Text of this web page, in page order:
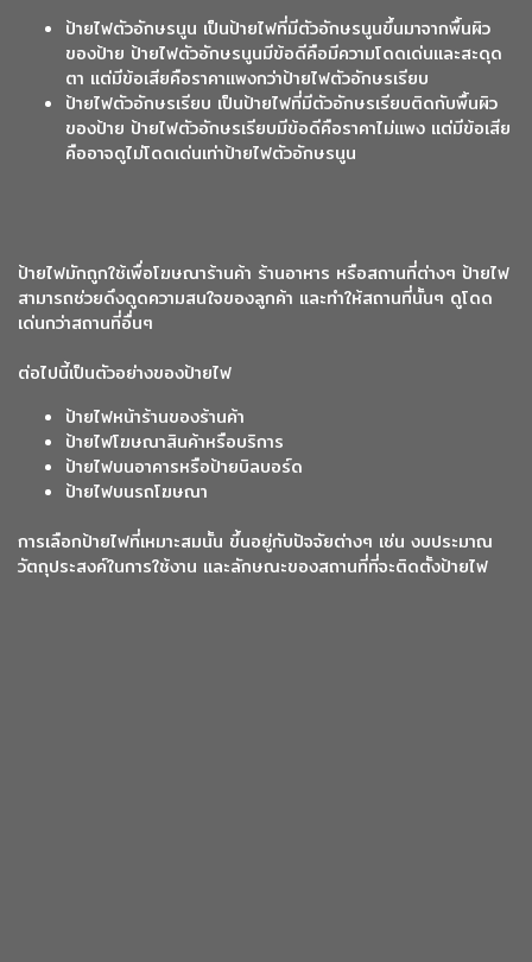
ป้ายไฟตัวอักษรนูน เป็นป้ายไฟที่มีตัวอักษรนูนขึ้นมาจากพื้นผิว
ของป้าย ป้ายไฟตัวอักษรนูนมีข้อดีคือมีความโดดเด่นและสะดุด
ตา แต่มีข้อเสียคือราคาแพงกว่าป้ายไฟตัวอักษรเรียบ
ป้ายไฟตัวอักษรเรียบ เป็นป้ายไฟที่มีตัวอักษรเรียบติดกับพื้นผิว
ของป้าย ป้ายไฟตัวอักษรเรียบมีข้อดีคือราคาไม่แพง แต่มีข้อเสีย
คืออาจดูไม่โดดเด่นเท่าป้ายไฟตัวอักษรนูน
ป้ายไฟมักถูกใช้เพื่อโฆษณาร้านค้า ร้านอาหาร หรือสถานที่ต่างๆ ป้ายไฟ
สามารถช่วยดึงดูดความสนใจของลูกค้า และทำให้สถานที่นั้นๆ ดูโดด
เด่นกว่าสถานที่อื่นๆ
ต่อไปนี้เป็นตัวอย่างของป้ายไฟ
ป้ายไฟหน้าร้านของร้านค้า
ป้ายไฟโฆษณาสินค้าหรือบริการ
ป้ายไฟบนอาคารหรือป้ายบิลบอร์ด
ป้ายไฟบนรถโฆษณา
การเลือกป้ายไฟที่เหมาะสมนั้น ขึ้นอยู่กับปัจจัยต่างๆ เช่น งบประมาณ
วัตถุประสงค์ในการใช้งาน และลักษณะของสถานที่ที่จะติดตั้งป้ายไฟ